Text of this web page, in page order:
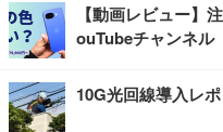
【動画レビュー】
ouTubeチャンネル
10G光回線導入レポ